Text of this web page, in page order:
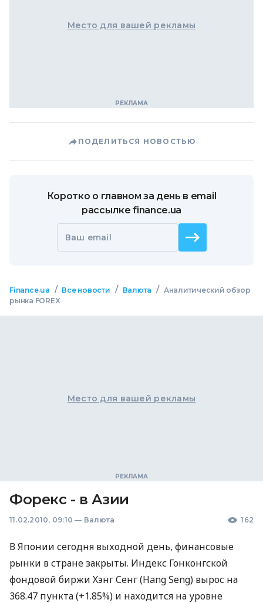
Место для вашей рекламы
ПОДЕЛИТЬСЯ НОВОСТЬЮ
Коротко о главном за день в email
рассылке finance.ua
Ваш email
Finance.ua / Все новости / Валюта / Аналитический обзор
рынка FOREX
Место для вашей рекламы
Форекс - в Азии
11.02.2010, 09:10 — Валюта 162
В Японии сегодня выходной день, финансовые
рынки в стране закрыты. Индекс Гонконгской
фондовой биржи Хэнг Сенг (Hang Seng) вырос на
368.47 пункта (+1.85%) и находится на уровне